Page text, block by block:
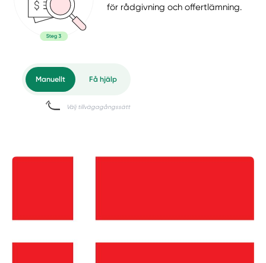
för rådgivning och offertlämning.